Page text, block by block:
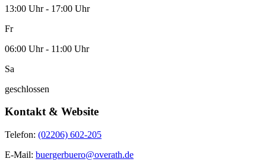
13:00 Uhr - 17:00 Uhr
Fr
06:00 Uhr - 11:00 Uhr
Sa
geschlossen
Kontakt & Website
Telefon: (02206) 602-205
E-Mail: buergerbuero@overath.de